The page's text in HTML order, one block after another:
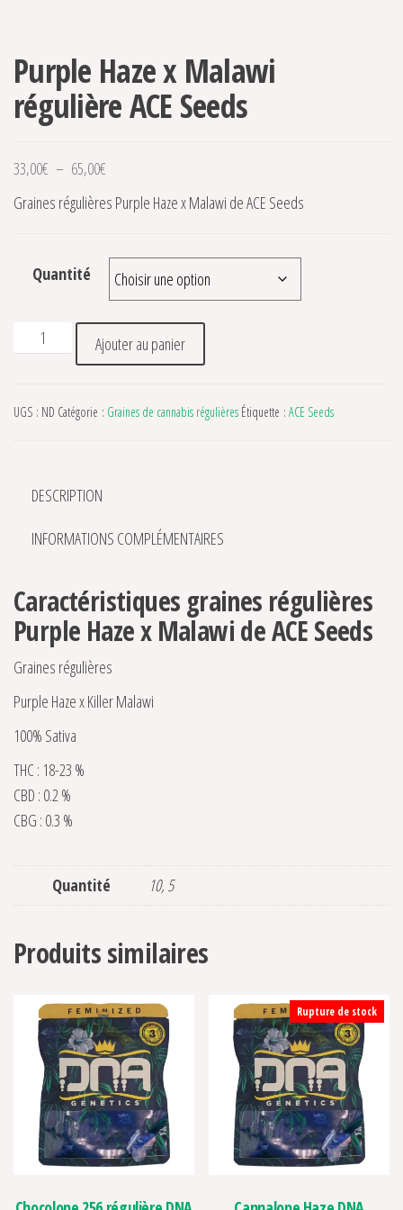
Purple Haze x Malawi
régulière ACE Seeds
33,00€ – 65,00€
Graines régulières Purple Haze x Malawi de ACE Seeds
Quantité
quantité de Purple Haze x Malawi régulière ACE Seeds
Ajouter au panier
UGS : ND Catégorie : Graines de cannabis régulières Étiquette : ACE Seeds
DESCRIPTION
INFORMATIONS COMPLÉMENTAIRES
Caractéristiques graines régulières
Purple Haze x Malawi de ACE Seeds
Graines régulières
Purple Haze x Killer Malawi
100% Sativa
THC : 18-23 %
CBD : 0.2 %
CBG : 0.3 %
Quantité 10, 5
Produits similaires
Rupture de stock